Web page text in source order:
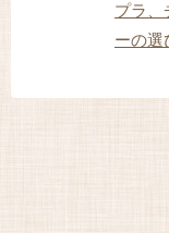
プラ、
ーの選